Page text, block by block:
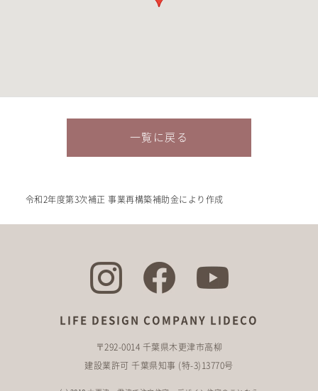
一覧に戻る
令和2年度第3次補正 事業再構築補助金により作成
LIFE DESIGN COMPANY LIDECO
〒292-0014 千葉県木更津市高柳
建設業許可 千葉県知事 (特-3)13770号